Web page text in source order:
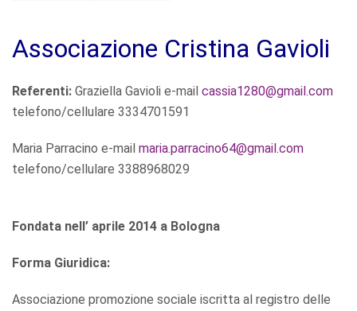
Associazione Cristina Gavioli
Referenti: Graziella Gavioli e-mail cassia1280@gmail.com
telefono/cellulare 3334701591
Maria Parracino e-mail maria.parracino64@gmail.com
telefono/cellulare 3388968029
Fondata nell’ aprile 2014 a Bologna
Forma Giuridica:
Associazione promozione sociale iscritta al registro delle